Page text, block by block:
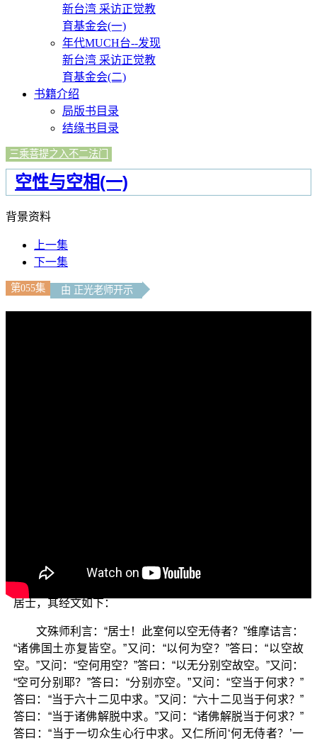
新台湾 采访正觉教
育基金会(一)
年代MUCH台--发现
新台湾 采访正觉教
育基金会(二)
书籍介绍
局版书目录
结缘书目录
三乘菩提之入不二法门
空性与空相(一)
背景资料
上一集
下一集
第055集 由 正光老师开示
明菩萨来到人间，是因为大悲心的缘故，示现与人们一样
有疾病之苦。接着文殊师利菩萨话锋一转，故意问维摩诘
居士，其经文如下：
文殊师利言：“居士！此室何以空无侍者？”维摩诘言：
“诸佛国土亦复皆空。”又问：“以何为空？”答曰：“以空故
空。”又问：“空何用空？”答曰：“以无分别空故空。”又问：
“空可分别耶？”答曰：“分别亦空。”又问：“空当于何求？”
答曰：“当于六十二见中求。”又问：“六十二见当于何求？”
答曰：“当于诸佛解脱中求。”又问：“诸佛解脱当于何求？”
答曰：“当于一切众生心行中求。又仁所问‘何无侍者？’一